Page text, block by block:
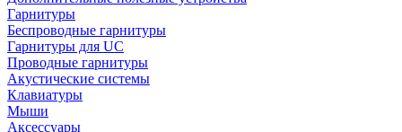
Гарнитуры
Беспроводные гарнитуры
Гарнитуры для UC
Проводные гарнитуры
Акустические системы
Клавиатуры
Мыши
Аксессуары